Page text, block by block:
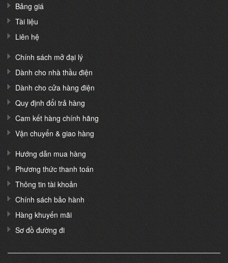
Bảng giá
Tài liệu
Liên hệ
Chính sách mở đại lý
Dành cho nhà thầu điện
Dành cho cửa hàng điện
Quy định đổi trả hàng
Cam kết hàng chính hãng
Vận chuyển & giao hàng
Hướng dẫn mua hàng
Phương thức thanh toán
Thông tin tài khoản
Chính sách bảo hành
Hàng khuyến mãi
Sơ đồ đường đi